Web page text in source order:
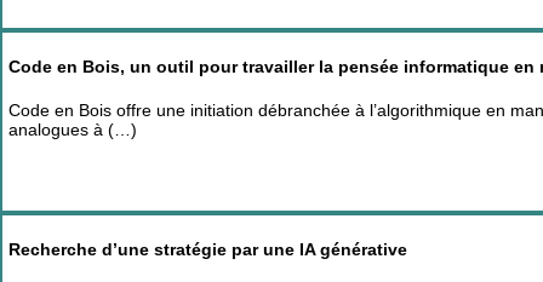
Code en Bois, un outil pour travailler la pensée informatique en
Code en Bois offre une initiation débranchée à l’algorithmique en
analogues à (…)
Recherche d’une stratégie par une IA générative